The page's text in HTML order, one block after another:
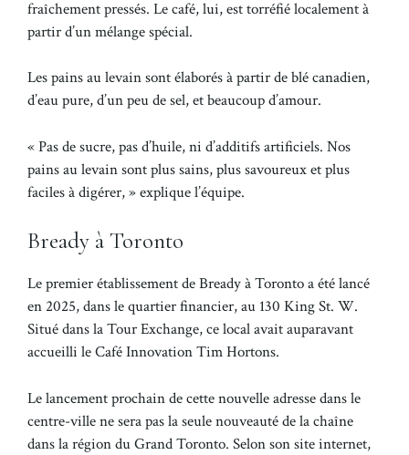
fraîchement pressés. Le café, lui, est torréfié localement à
partir d’un mélange spécial.
Les pains au levain sont élaborés à partir de blé canadien,
d’eau pure, d’un peu de sel, et beaucoup d’amour.
« Pas de sucre, pas d’huile, ni d’additifs artificiels. Nos
pains au levain sont plus sains, plus savoureux et plus
faciles à digérer, » explique l’équipe.
Bready à Toronto
Le premier établissement de Bready à Toronto a été lancé
en 2025, dans le quartier financier, au 130 King St. W.
Situé dans la Tour Exchange, ce local avait auparavant
accueilli le Café Innovation Tim Hortons.
Le lancement prochain de cette nouvelle adresse dans le
centre-ville ne sera pas la seule nouveauté de la chaîne
dans la région du Grand Toronto. Selon son site internet,